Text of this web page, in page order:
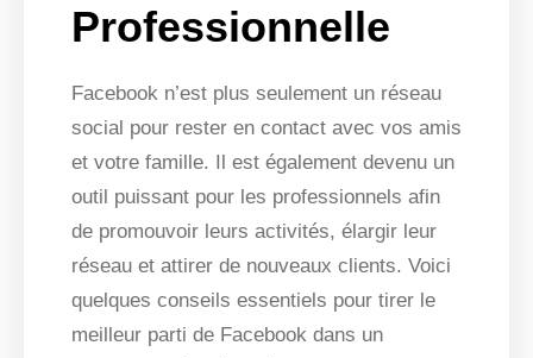
Professionnelle
Facebook n’est plus seulement un réseau
social pour rester en contact avec vos amis
et votre famille. Il est également devenu un
outil puissant pour les professionnels afin
de promouvoir leurs activités, élargir leur
réseau et attirer de nouveaux clients. Voici
quelques conseils essentiels pour tirer le
meilleur parti de Facebook dans un